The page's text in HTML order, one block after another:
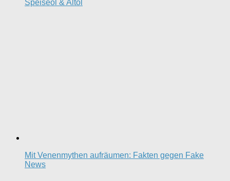
Speiseöl & Altöl
Mit Venenmythen aufräumen: Fakten gegen Fake
News